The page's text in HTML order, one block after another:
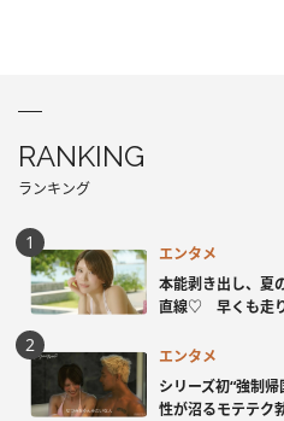
RANKING
ランキング
エンタメ
本能剥き出し、夏
直線♡ 早くも走
エンタメ
シリーズ初“強制
性が沼るモテテク